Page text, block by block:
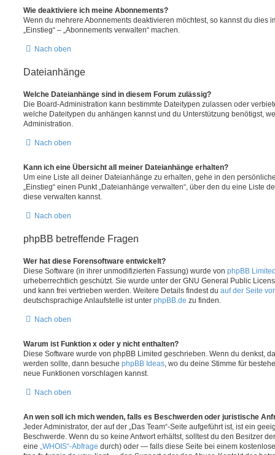
Wie deaktiviere ich meine Abonnements?
Wenn du mehrere Abonnements deaktivieren möchtest, so kannst du dies
„Einstieg“ – „Abonnements verwalten“ machen.
Nach oben
Dateianhänge
Welche Dateianhänge sind in diesem Forum zulässig?
Die Board-Administration kann bestimmte Dateitypen zulassen oder
welche Dateitypen du anhängen kannst und du Unterstützung benötigst,
Administration.
Nach oben
Kann ich eine Übersicht all meiner Dateianhänge erhalten?
Um eine Liste all deiner Dateianhänge zu erhalten, gehe in den
„Einstieg“ einen Punkt „Dateianhänge verwalten“, über den du eine Liste
diese verwalten kannst.
Nach oben
phpBB betreffende Fragen
Wer hat diese Forensoftware entwickelt?
Diese Software (in ihrer unmodifizierten Fassung) wurde von phpBB
urheberrechtlich geschützt. Sie wurde unter der GNU General Public
und kann frei vertrieben werden. Weitere Details findest du auf der Seite
deutschsprachige Anlaufstelle ist unter phpBB.de zu finden.
Nach oben
Warum ist Funktion x oder y nicht enthalten?
Diese Software wurde von phpBB Limited geschrieben. Wenn du denkst,
werden sollte, dann besuche phpBB Ideas , wo du deine Stimme für
neue Funktionen vorschlagen kannst.
Nach oben
An wen soll ich mich wenden, falls es Beschwerden oder juristische
Jeder Administrator, der auf der „Das Team“-Seite aufgeführt ist, ist ein
Beschwerde. Wenn du so keine Antwort erhältst, solltest du den Besitzer
eine „WHOIS“-Abfrage durch) oder — falls diese Seite bei einem